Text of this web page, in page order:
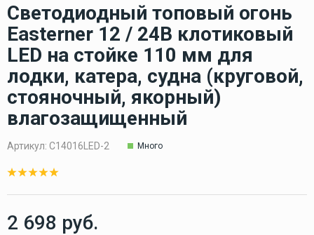
Кликните, чтобы скопировать прямую ссылку
Светодиодный топовый огонь
Easterner 12 / 24В клотиковый
LED на стойке 110 мм для
лодки, катера, судна (круговой,
стояночный, якорный)
влагозащищенный
Артикул: C14016LED-2 Много
2 698 руб.